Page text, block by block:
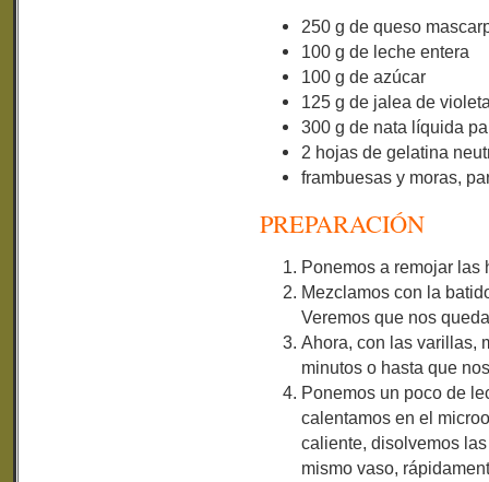
250 g de queso
100 g de leche entera
100 g de azúcar
125 g de jalea de
300 g de nata líquida
2 hojas de gelatina
frambuesas y moras,
PREPARACIÓN
Ponemos a remojar las
Mezclamos con la
Veremos que nos
Ahora, con las varillas,
minutos o hasta que
Ponemos un poco de
calentamos en el
caliente, disolvemos
mismo vaso,